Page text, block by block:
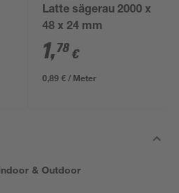
Latte sägerau 2000 x
48 x 24 mm
1,78 €
0,89 € / Meter
& Outdoor